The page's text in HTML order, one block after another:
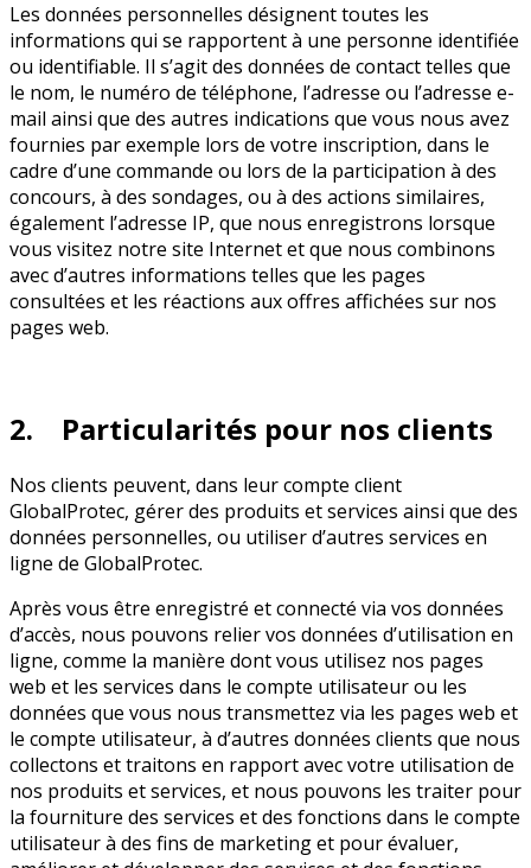
Les données personnelles désignent toutes les
informations qui se rapportent à une personne identifiée
ou identifiable. Il s’agit des données de contact telles que
le nom, le numéro de téléphone, l’adresse ou l’adresse e-
mail ainsi que des autres indications que vous nous avez
fournies par exemple lors de votre inscription, dans le
cadre d’une commande ou lors de la participation à des
concours, à des sondages, ou à des actions similaires,
également l’adresse IP, que nous enregistrons lorsque
vous visitez notre site Internet et que nous combinons
avec d’autres informations telles que les pages
consultées et les réactions aux offres affichées sur nos
pages web.
2. Particularités pour nos clients
Nos clients peuvent, dans leur compte client
GlobalProtec, gérer des produits et services ainsi que des
données personnelles, ou utiliser d’autres services en
ligne de GlobalProtec.
Après vous être enregistré et connecté via vos données
d’accès, nous pouvons relier vos données d’utilisation en
ligne, comme la manière dont vous utilisez nos pages
web et les services dans le compte utilisateur ou les
données que vous nous transmettez via les pages web et
le compte utilisateur, à d’autres données clients que nous
collectons et traitons en rapport avec votre utilisation de
nos produits et services, et nous pouvons les traiter pour
la fourniture des services et des fonctions dans le compte
utilisateur à des fins de marketing et pour évaluer,